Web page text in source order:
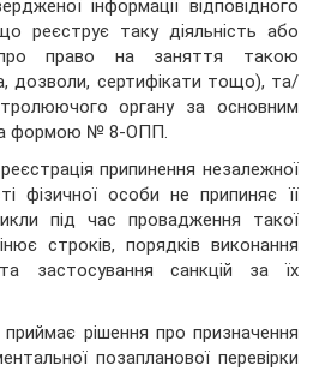
інформації відповідного
реєструє таку діяльність або
право на заняття такою
дозволи, сертифікати тощо), та/
органу за основним
формою № 8-ОПП.
припинення незалежної
фізичної особи не припиняє її
під час провадження такої
строків, порядків виконання
застосування санкцій за їх
рішення про призначення
позапланової перевірки